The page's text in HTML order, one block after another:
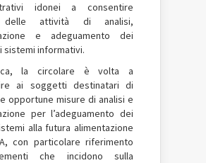
idonei a consentire
delle attività di analisi,
e adeguamento dei
sistemi informativi.
la circolare è volta a
ai soggetti destinatari di
opportune misure di analisi e
per l’adeguamento dei
alla futura alimentazione
con particolare riferimento
che incidono sulla